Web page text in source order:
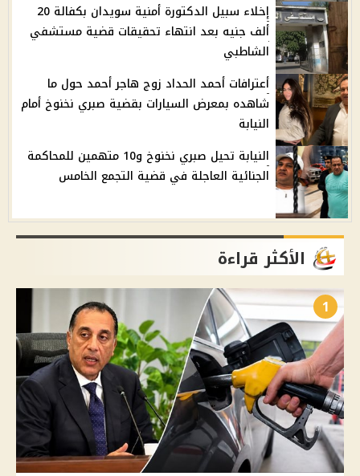
إخلاء سبيل الدكتورة أمنية سويدان بكفالة 20
ألف جنيه بعد انتهاء تحقيقات قضية مستشفي
الشاطبي
أعترافات أحمد الحداد زوج هاجر أحمد حول ما
شاهده بمعرض السيارات بقضية صبري نخنوخ أمام
النيابة
النيابة تحيل صبري نخنوخ و10 متهمين للمحاكمة
الجنائية العاجلة في قضية التجمع الخامس
الأكثر قراءة
1